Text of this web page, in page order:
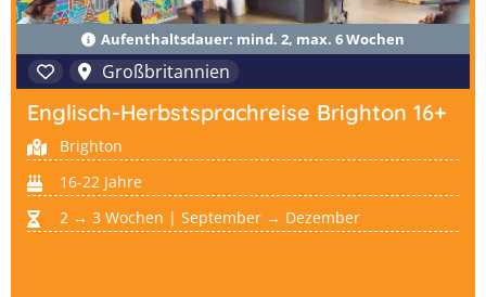
Aufenthaltsdauer: mind. 2, max. 6 Wochen
Großbritannien
Englisch-Herbstsprachreise Brighton 16+
Brighton
16-22 Jahre
2 → 3 Wochen | September → Dezember